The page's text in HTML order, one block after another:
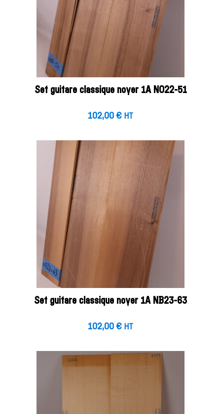
Set guitare classique noyer 1A NO22-51
102,00 € HT
Set guitare classique noyer 1A NB23-63
102,00 € HT